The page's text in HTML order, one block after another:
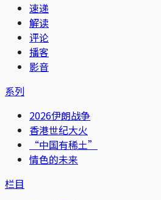
速递
解读
评论
播客
影音
系列
2026伊朗战争
香港世纪大火
“中国有稀土”
情色的未来
栏目